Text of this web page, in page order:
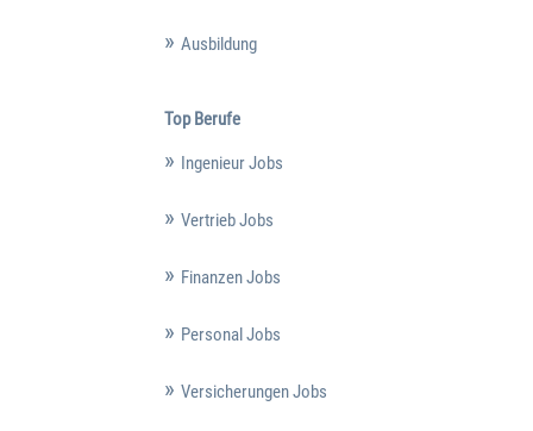
Ausbildung
Top Berufe
Ingenieur Jobs
Vertrieb Jobs
Finanzen Jobs
Personal Jobs
Versicherungen Jobs